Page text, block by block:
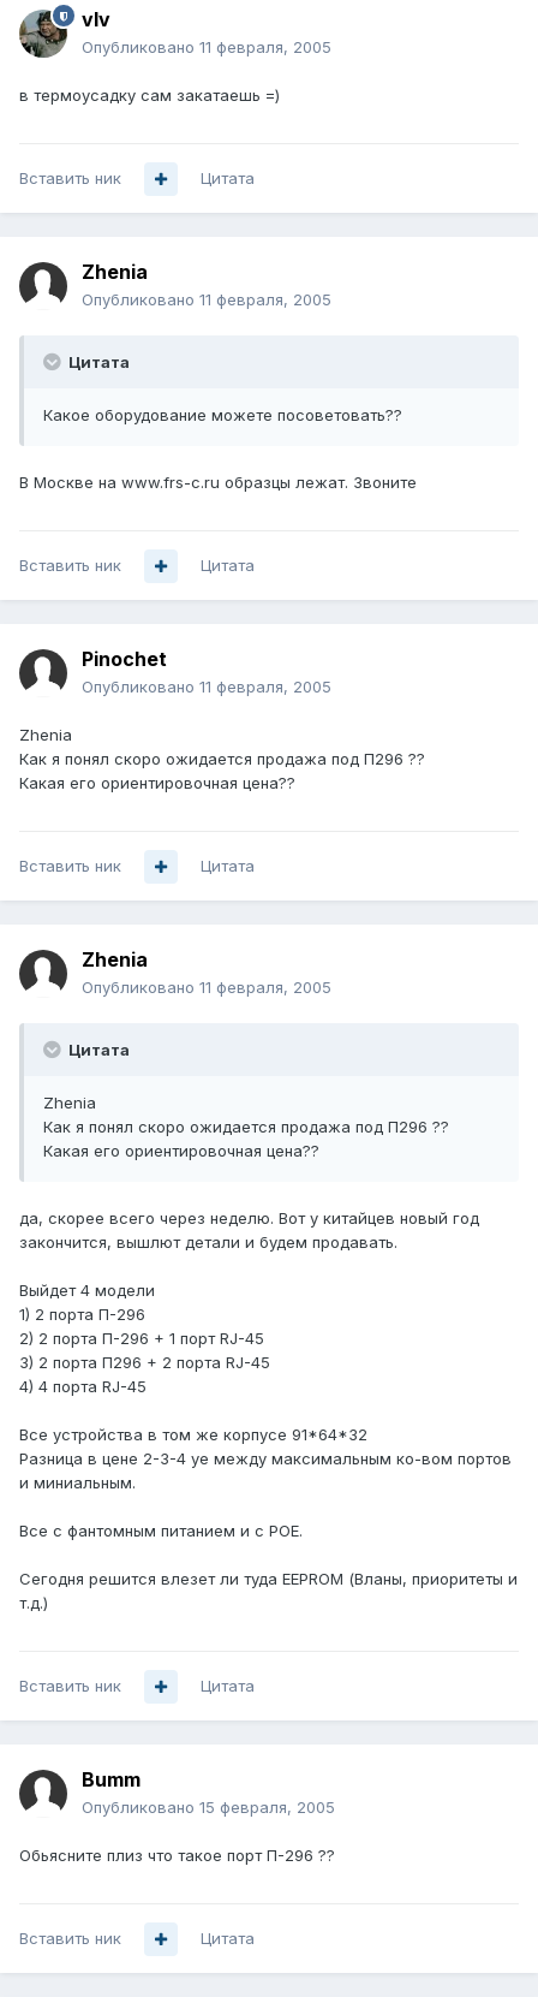
vIv
Опубликовано 11 февраля, 2005
в термоусадку сам закатаешь =)
Вставить ник Цитата
Zhenia
Опубликовано 11 февраля, 2005
Цитата
Какое оборудование можете посоветовать??
В Москве на www.frs-c.ru образцы лежат. Звоните
Вставить ник Цитата
Pinochet
Опубликовано 11 февраля, 2005
Zhenia
Как я понял скоро ожидается продажа под П296 ??
Какая его ориентировочная цена??
Вставить ник Цитата
Zhenia
Опубликовано 11 февраля, 2005
Цитата
Zhenia
Как я понял скоро ожидается продажа под П296 ??
Какая его ориентировочная цена??
да, скорее всего через неделю. Вот у китайцев новый год
закончится, вышлют детали и будем продавать.
Выйдет 4 модели
1) 2 порта П-296
2) 2 порта П-296 + 1 порт RJ-45
3) 2 порта П296 + 2 порта RJ-45
4) 4 порта RJ-45
Все устройства в том же корпусе 91*64*32
Разница в цене 2-3-4 уе между максимальным ко-вом портов
и миниальным.
Все с фантомным питанием и с POE.
Сегодня решится влезет ли туда EEPROM (Вланы, приоритеты и
т.д.)
Вставить ник Цитата
Bumm
Опубликовано 15 февраля, 2005
Обьясните плиз что такое порт П-296 ??
Вставить ник Цитата